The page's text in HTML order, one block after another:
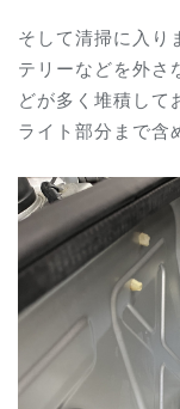
そして清掃に入り
テリーなどを外さ
どが多く堆積して
ライト部分まで含